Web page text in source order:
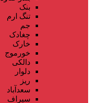
بنک
تنگ ارم
جم
چغادک
خارک
خورموج
دالکی
دلوار
ریز
سعدآباد
سیراف